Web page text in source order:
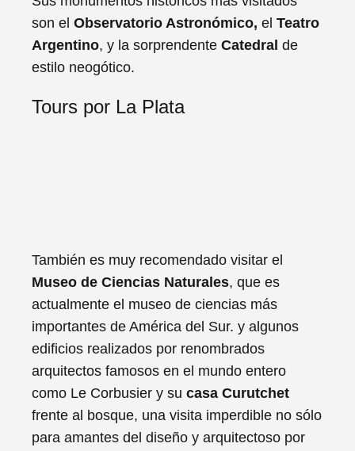
son el Observatorio Astronómico, el Teatro
Argentino, y la sorprendente Catedral de
estilo neogótico.
Tours por La Plata
También es muy recomendado visitar el
Museo de Ciencias Naturales, que es
actualmente el museo de ciencias más
importantes de América del Sur. y algunos
edificios realizados por renombrados
arquitectos famosos en el mundo entero
como Le Corbusier y su casa Curutchet
frente al bosque, una visita imperdible no sólo
para amantes del diseño y arquitectoso por